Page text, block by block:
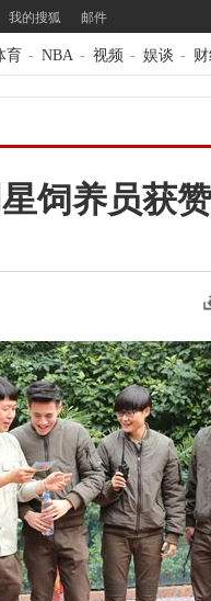
我的搜狐 邮件
育 - NBA - 视频 - 娱谈 -
星饲养员获